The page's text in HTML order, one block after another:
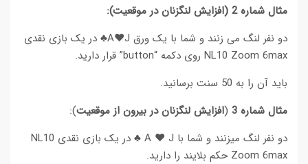
مثال شماره 2 (افزایش لنگزنان در موقعیت):
دو نفر لنگ می زنند و شما با یک ورق A♥J♣ در یک بازی نقدی
NL10 Zoom 6max روی دکمه “button” قرار دارید.
باید آن را به 50 سنت برسانید.
مثال شماره 3
(افزایش لنگزنان در بیرون از موقعیت):
دو نفر لنگ میزنند و شما با A ♥ J ♣ در یک بازی نقدی NL10
Zoom 6max حکم بلایند را دارید.